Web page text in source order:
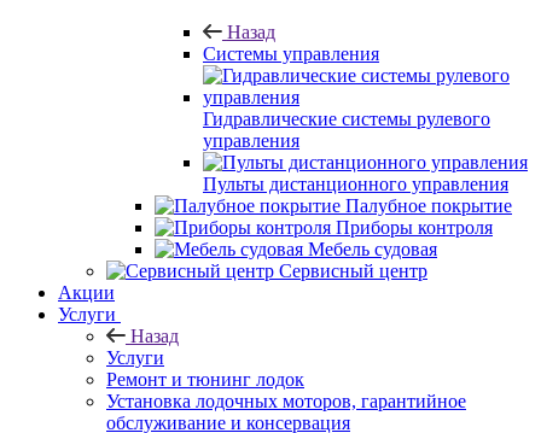
Назад
Системы управления
Гидравлические системы рулевого
управления
Пульты дистанционного управления
Палубное покрытие
Приборы контроля
Мебель судовая
Сервисный центр
Акции
Услуги
Назад
Услуги
Ремонт и тюнинг лодок
Установка лодочных моторов, гарантийное
обслуживание и консервация